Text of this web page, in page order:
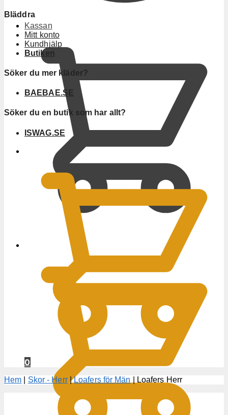
Kassan
Bläddra
Mitt konto
Kundhjälp
Butiken
Söker du mer kläder?
BAEBAE.SE
Söker du en butik som har allt?
ISWAG.SE
0
Hem Skor - Herr|Loafers för Män Loafers Herr